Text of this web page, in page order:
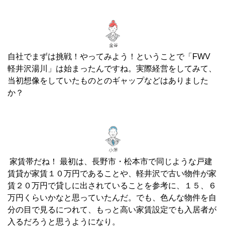
自社でまずは挑戦！やってみよう！ということで「FWV
軽井沢湯川」は始まったんですね。実際経営をしてみて、
当初想像をしていたものとのギャップなどはありました
か？
家賃帯だね！ 最初は、長野市・松本市で同じような戸建
賃貸が家賃１０万円であることや、軽井沢で古い物件が家
賃２０万円で貸しに出されていることを参考に、１５、６
万円くらいかなと思っていたんだ。でも、色んな物件を自
分の目で見るにつれて、もっと高い家賃設定でも入居者が
入るだろうと思うようになり。